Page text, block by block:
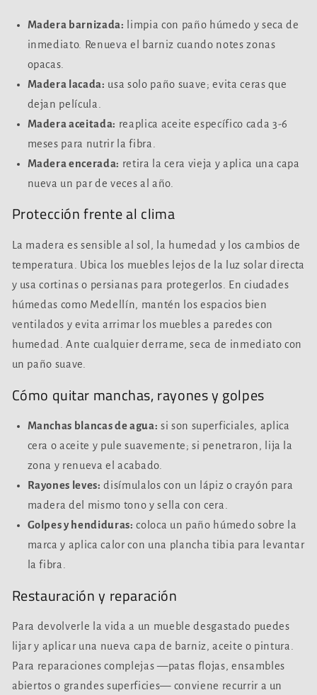
Madera barnizada:
limpia con paño húmedo y seca de
inmediato. Renueva el barniz cuando notes zonas
opacas.
Madera lacada: usa solo paño suave; evita ceras que
dejan película.
Madera aceitada: reaplica aceite específico cada 3-6
meses para nutrir la fibra.
Madera encerada: retira la cera vieja y aplica una capa
nueva un par de veces al año.
Protección frente al clima
La madera es sensible al sol, la humedad y los cambios de
temperatura. Ubica los muebles lejos de la luz solar directa
y usa cortinas o persianas para protegerlos. En ciudades
húmedas como Medellín, mantén los espacios bien
ventilados y evita arrimar los muebles a paredes con
humedad. Ante cualquier derrame, seca de inmediato con
un paño suave.
Cómo quitar manchas, rayones y golpes
Manchas blancas de agua: si son superficiales, aplica
cera o aceite y pule suavemente; si penetraron, lija la
zona y renueva el acabado.
Rayones leves: disímulalos con un lápiz o crayón para
madera del mismo tono y sella con cera.
Golpes y hendiduras: coloca un paño húmedo sobre la
marca y aplica calor con una plancha tibia para levantar
la fibra.
Restauración y reparación
Para devolverle la vida a un mueble desgastado puedes
lijar y aplicar una nueva capa de barniz, aceite o pintura.
Para reparaciones complejas —patas flojas, ensambles
abiertos o grandes superficies— conviene recurrir a un